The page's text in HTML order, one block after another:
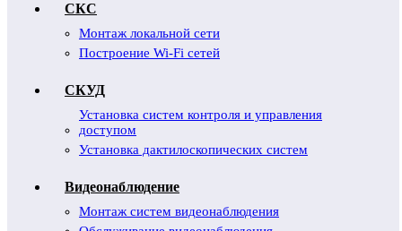
СКС
Монтаж локальной сети
Построение Wi-Fi сетей
СКУД
Установка систем контроля и управления
доступом
Установка дактилоскопических систем
Видеонаблюдение
Монтаж систем видеонаблюдения